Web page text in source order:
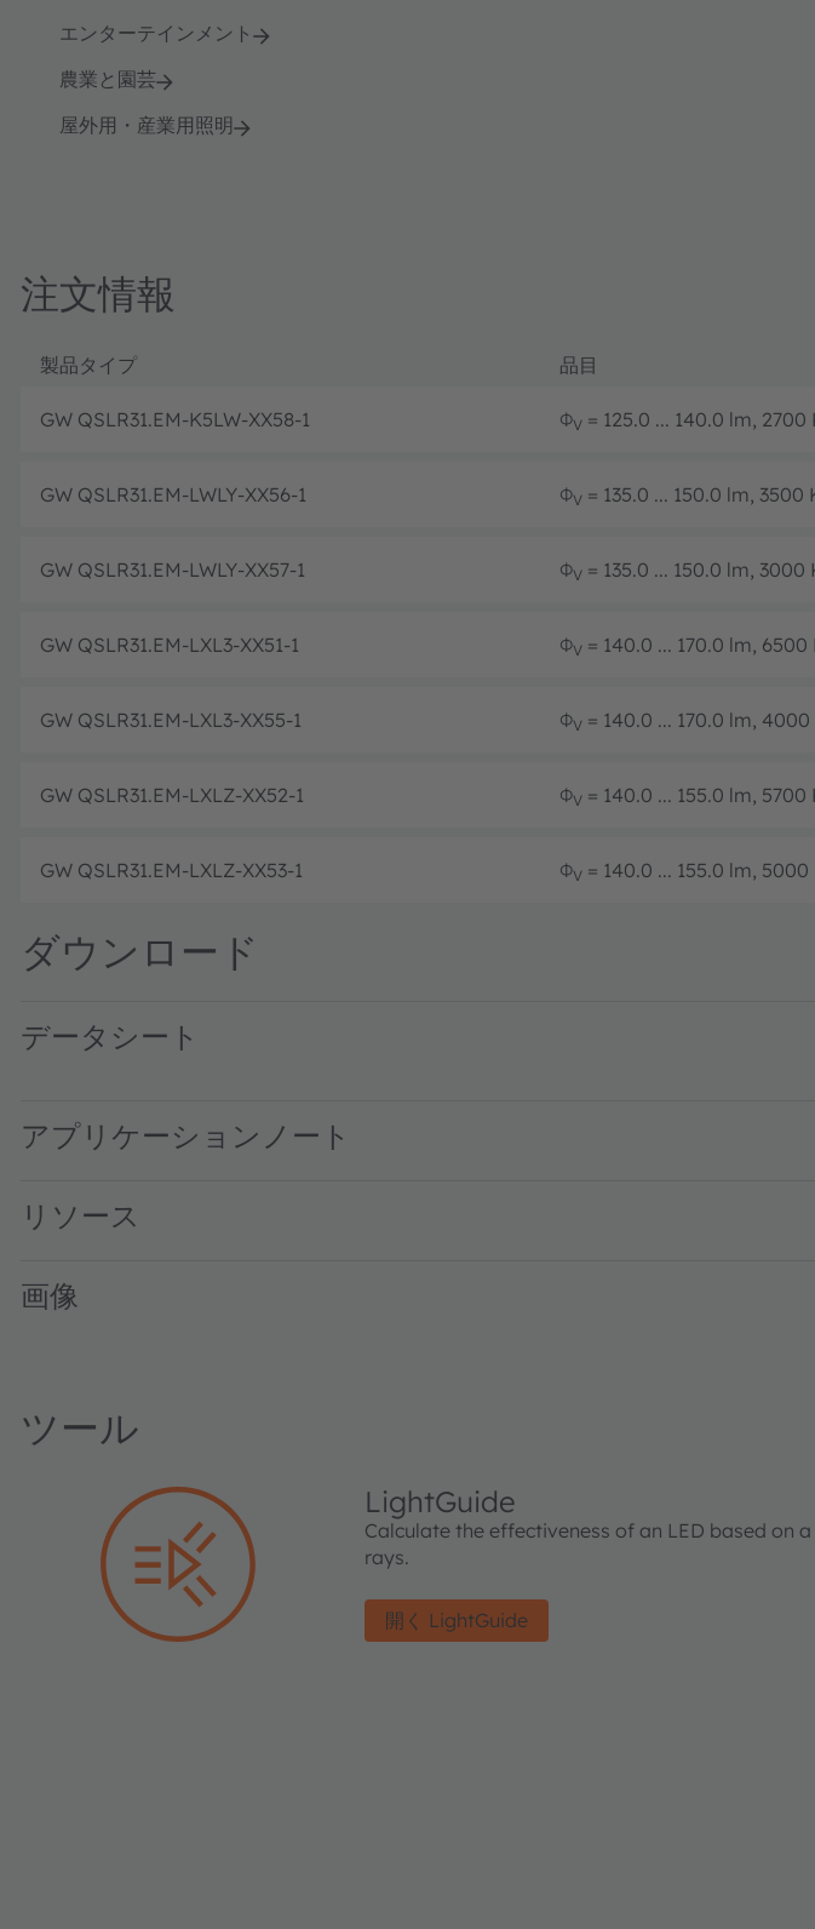
エンターテインメント
農業と園芸
屋外用・産業用照明
注文情報
製品タイプ 品目
GW QSLR31.EM-K5LW-XX58-1 ΦV = 125.0 ... 140.0 lm, 2700
GW QSLR31.EM-LWLY-XX56-1 ΦV = 135.0 ... 150.0 lm, 3500
GW QSLR31.EM-LWLY-XX57-1 ΦV = 135.0 ... 150.0 lm, 3000
GW QSLR31.EM-LXL3-XX51-1 ΦV = 140.0 ... 170.0 lm, 6500
GW QSLR31.EM-LXL3-XX55-1 ΦV = 140.0 ... 170.0 lm,
GW QSLR31.EM-LXLZ-XX52-1 ΦV = 140.0 ... 155.0 lm, 5700
GW QSLR31.EM-LXLZ-XX53-1 ΦV = 140.0 ... 155.0 lm,
ダウンロード
データシート
アプリケーションノート
リソース
画像
ツール
LightGuide
Calculate the effectiveness of an LED based on
rays.
開く LightGuide